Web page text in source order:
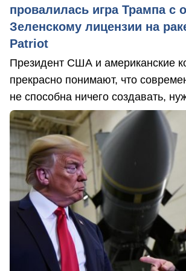
провалилась игра Трампа с
Зеленскому лицензии на
Patriot
Президент США и американские
прекрасно понимают, что
не способна ничего создавать,